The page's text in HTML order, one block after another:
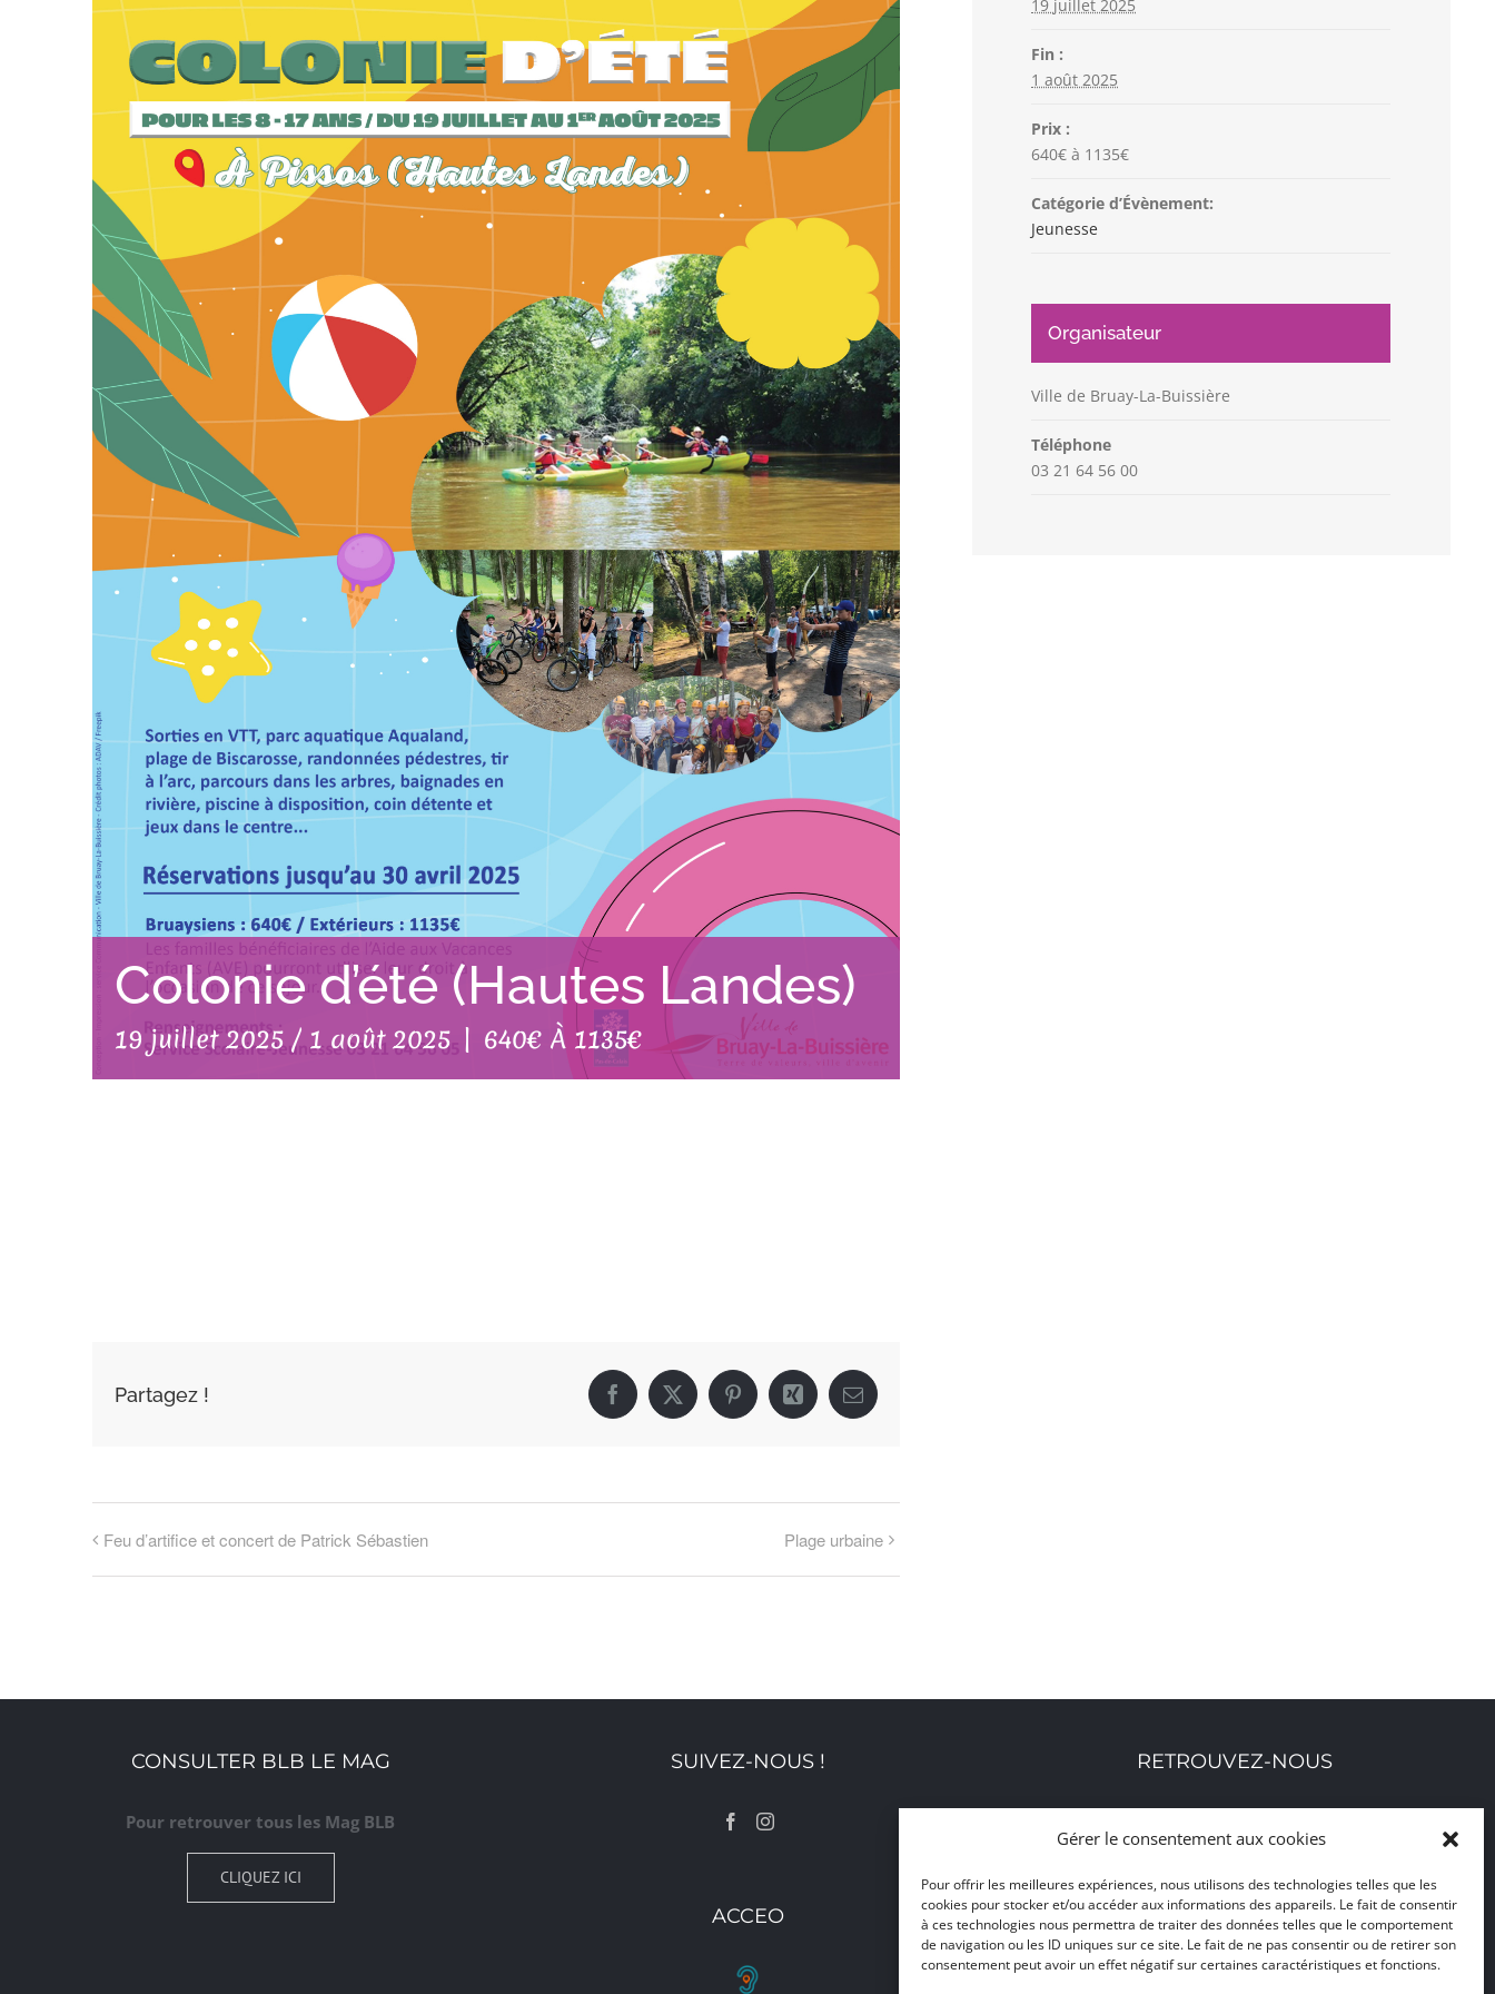
Gérer le consentement aux cookies
Pour offrir les meilleures expériences, nous utilisons des technologies telles que les
cookies pour stocker et/ou accéder aux informations des appareils. Le fait de consentir
à ces technologies nous permettra de traiter des données telles que le comportement
de navigation ou les ID uniques sur ce site. Le fait de ne pas consentir ou de retirer son
consentement peut avoir un effet négatif sur certaines caractéristiques et fonctions.
Colonie d’été (Hautes Landes)
19 juillet 2025 / 1 août 2025 | 640€ À 1135€
Partagez ! Facebook
X PinterestXing Email
Feu d’artifice et concert de Patrick Sébastien Plage urbaine
19 juillet 2025
Fin :
1 août 2025
Prix :
640€ à 1135€
Catégorie d’Évènement:
Jeunesse
Organisateur
Ville de Bruay-La-Buissière
Téléphone
03 21 64 56 00
CONSULTER BLB LE MAG
Pour retrouver tous les Mag BLB
CLIQUEZ ICI
SUIVEZ-NOUS !
ACCEO
RETROUVEZ-NOUS
d'ouverture
CLIQUEZ ICI